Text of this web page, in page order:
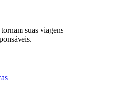
suas viagens